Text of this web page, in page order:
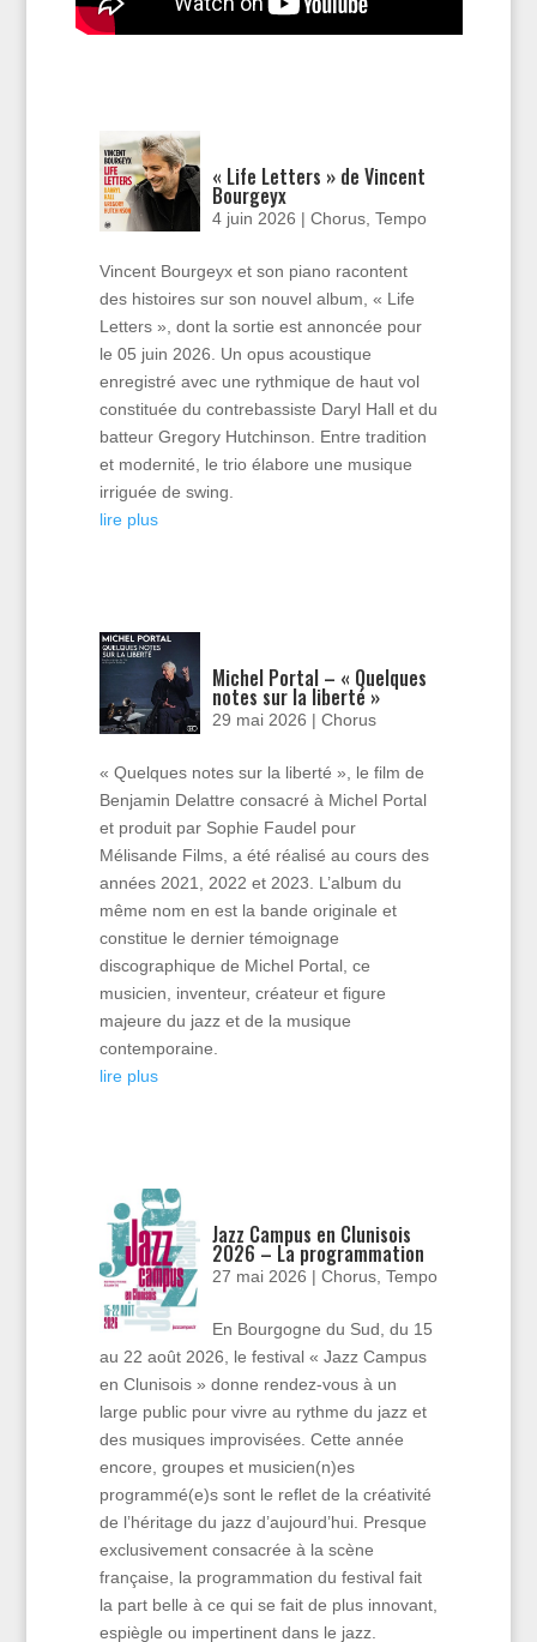
« Life Letters » de Vincent
Bourgeyx
4 juin 2026 |Chorus ,Tempo
Vincent Bourgeyx et son piano racontent
des histoires sur son nouvel album, « Life
Letters », dont la sortie est annoncée pour
le 05 juin 2026. Un opus acoustique
enregistré avec une rythmique de haut vol
constituée du contrebassiste Daryl Hall et du
batteur Gregory Hutchinson. Entre tradition
et modernité, le trio élabore une musique
irriguée de swing.
lire plus
Michel Portal – « Quelques
notes sur la liberté »
29 mai 2026 |Chorus
« Quelques notes sur la liberté », le film de
Benjamin Delattre consacré à Michel Portal
et produit par Sophie Faudel pour
Mélisande Films, a été réalisé au cours des
années 2021, 2022 et 2023. L’album du
même nom en est la bande originale et
constitue le dernier témoignage
discographique de Michel Portal, ce
musicien, inventeur, créateur et figure
majeure du jazz et de la musique
contemporaine.
lire plus
Jazz Campus en Clunisois
2026 – La programmation
27 mai 2026 |Chorus ,Tempo
En Bourgogne du Sud, du 15
au 22 août 2026, le festival « Jazz Campus
en Clunisois » donne rendez-vous à un
large public pour vivre au rythme du jazz et
des musiques improvisées. Cette année
encore, groupes et musicien(n)es
programmé(e)s sont le reflet de la créativité
de l’héritage du jazz d’aujourd’hui. Presque
exclusivement consacrée à la scène
française, la programmation du festival fait
la part belle à ce qui se fait de plus innovant,
espiègle ou impertinent dans le jazz.